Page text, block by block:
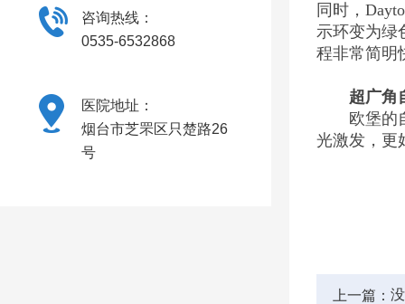
咨询热线：
0535-6532868
医院地址：
烟台市芝罘区只楚路26
号
同时，
示环变为绿
程非常简明
超广角
欧堡的
光激发，更
上一篇：